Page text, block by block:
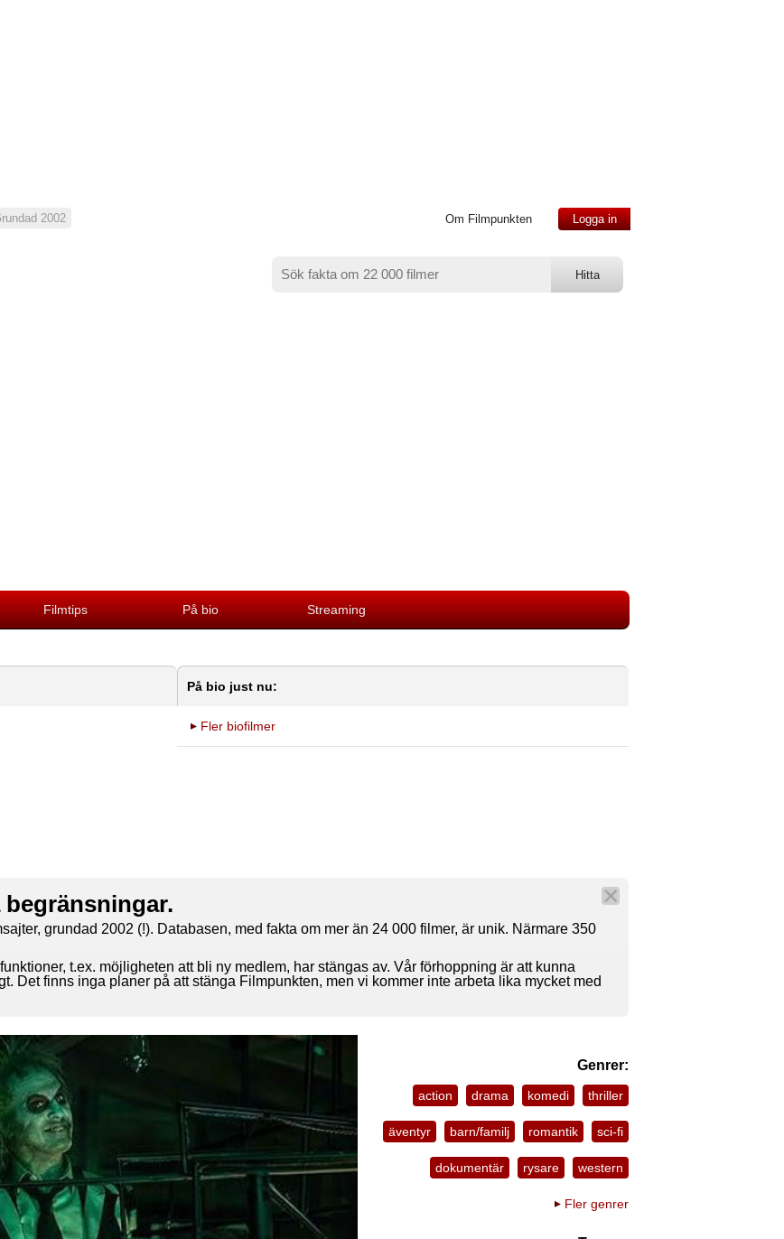
2002 Om Filmpunkten Logga in
Filmtips På bio Streaming
På bio just nu:
Fler biofilmer
grundad 2002 (!). Databasen, med fakta om mer än 24 000 filmer, är unik. Närmare 350
t.ex. möjligheten att bli ny medlem, har stängas av. Vår förhoppning är att kunna
Det finns inga planer på att stänga Filmpunkten, men vi kommer inte arbeta lika mycket med
Genrer:
action drama komedi thriller
äventyr barn/familj romantik sci-fi
dokumentär rysare western
Fler genrer